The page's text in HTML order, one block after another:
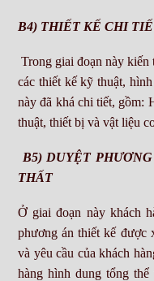
B4) THIẾT KẾ CHI
Trong giai đoạn này kiến
các thiết kế kỹ thuật,
này đã khá chi tiết, gồm:
thuật, thiết bị và vật liệu
B5) DUYỆT
THẤT
Ở giai đoạn này khách
phương án thiết kế được
và yêu cầu của khách
hàng hình dung tổng